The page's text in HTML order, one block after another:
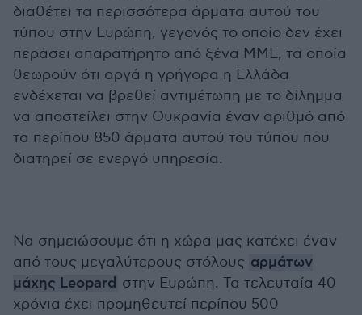
διαθέτει τα περισσότερα άρματα αυτού του
τύπου στην Ευρώπη, γεγονός το οποίο δεν έχει
περάσει απαρατήρητο από ξένα ΜΜΕ, τα οποία
θεωρούν ότι αργά η γρήγορα η Ελλάδα
ενδέχεται να βρεθεί αντιμέτωπη με το δίλημμα
να αποστείλει στην Ουκρανία έναν αριθμό από
τα περίπου 850 άρματα αυτού του τύπου που
διατηρεί σε ενεργό υπηρεσία.
Να σημειώσουμε ότι η χώρα μας κατέχει έναν
από τους μεγαλύτερους στόλους αρμάτων
μάχης Leopard στην Ευρώπη. Τα τελευταία 40
χρόνια έχει προμηθευτεί περίπου 500